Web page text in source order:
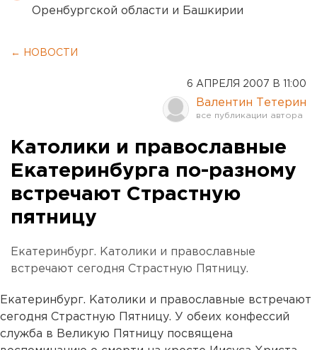
Оренбургской области и Башкирии
← НОВОСТИ
6 АПРЕЛЯ 2007 В 11:00
Валентин Тетерин
Католики и православные
Екатеринбурга по-разному
встречают Страстную
пятницу
Екатеринбург. Католики и православные
встречают сегодня Страстную Пятницу.
Екатеринбург. Католики и православные встречают
сегодня Страстную Пятницу. У обеих конфессий
служба в Великую Пятницу посвящена